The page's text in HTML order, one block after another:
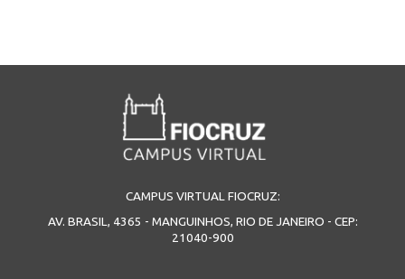
CAMPUS VIRTUAL FIOCRUZ:
AV. BRASIL, 4365 - MANGUINHOS, RIO DE JANEIRO - CEP:
21040-900